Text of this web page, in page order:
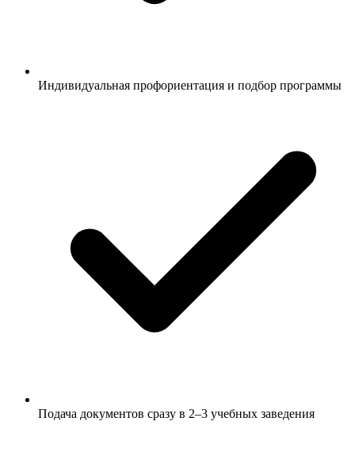
Индивидуальная профориентация и подбор программы
Подача документов сразу в 2–3 учебных заведения